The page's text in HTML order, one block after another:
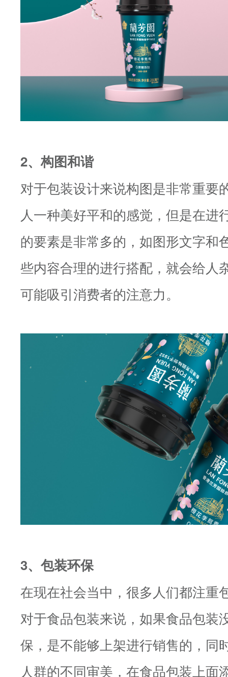
2、构图和谐
对于包装设计来说构图是非常重要
人一种美好平和的感觉，但是在进
的要素是非常多的，如图形文字和
些内容合理的进行搭配，就会给人
可能吸引消费者的注意力。
3、包装环保
在现在社会当中，很多人们都注重
对于食品包装来说，如果食品包装
保，是不能够上架进行销售的，同
人群的不同审美，在食品包装上面